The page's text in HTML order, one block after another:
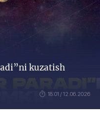
kuzatish
18:01 / 12.06.2026